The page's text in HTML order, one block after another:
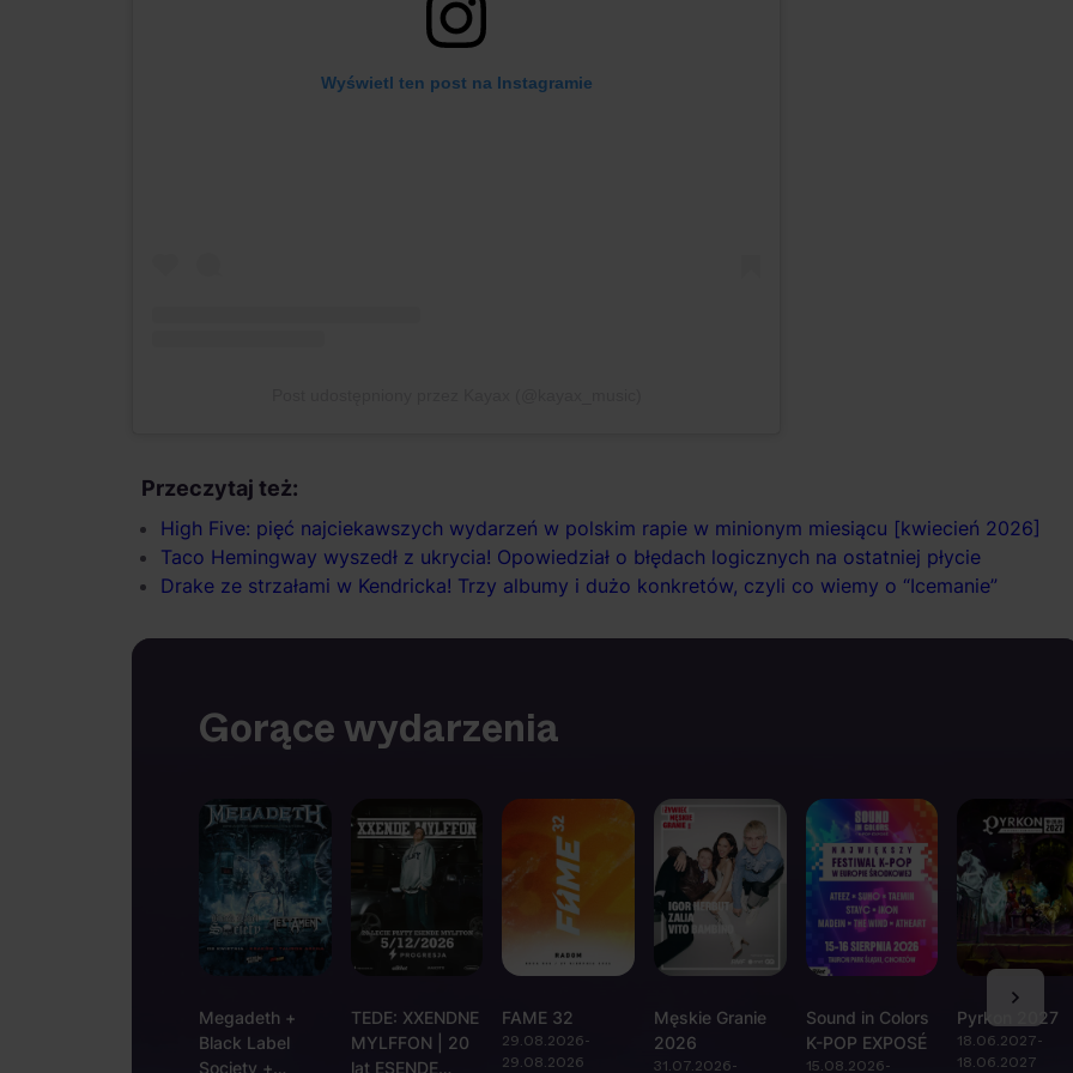
Wyświetl ten post na Instagramie
Przeczytaj też:
High Five: pięć najciekawszych wydarzeń w polskim rapie w minionym miesiącu [kwiecień 2026]
Taco Hemingway wyszedł z ukrycia! Opowiedział o błędach logicznych na ostatniej płycie
Drake ze strzałami w Kendricka! Trzy albumy i dużo konkretów, czyli co wiemy o “Icemanie”
Gorące wydarzenia
Megadeth +
Black Label
Society +
TEDE: XXENDNE
MYLFFON | 20
lat ESENDE
FAME 32
29.08.2026-
29.08.2026
Męskie Granie
2026
31.07.2026-
Sound in Colors
K-POP EXPOSÉ
15.08.2026-
Pyrkon 2027
18.06.2027-
18.06.2027